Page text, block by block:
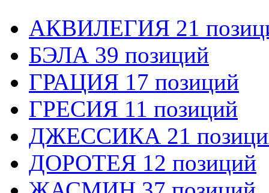
АКВИЛЕГИЯ 21
БЭЛА 39 позиций
ГРАЦИЯ 17 позиций
ГРЕСИЯ 11 позиций
ДЖЕССИКА 21
ДОРОТЕЯ 12 позиций